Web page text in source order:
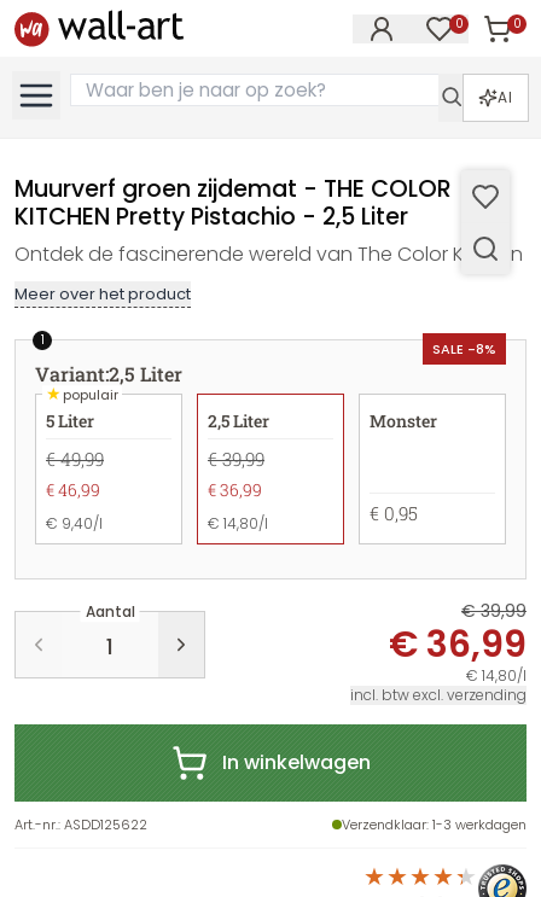
0 0
AI
Muurverf groen zijdemat - THE COLOR
KITCHEN Pretty Pistachio - 2,5 Liter
Ontdek de fascinerende wereld van The Color Kitchen
Meer over het product
SALE -8%
1
Variant:2,5 Liter
★populair
5 Liter
€ 49,99
€ 46,99
€ 9,40/l
2,5 Liter
€ 39,99
€ 36,99
€ 14,80/l
Monster
€ 0,95
Aantal € 39,99
€ 36,99
€ 14,80/l
incl. btw excl. verzending
In winkelwagen
Art.-nr.:ASDD125622 Verzendklaar: 1-3 werkdagen